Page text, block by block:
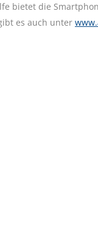
bietet die
es auch unter